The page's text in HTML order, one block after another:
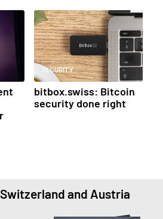
SECURITY
bitbox.swiss: Bitcoin
security done right
and Austria